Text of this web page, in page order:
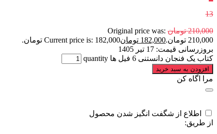
13
210,000 تومان Original price was:
210,000 تومان.
182,000 تومانCurrent price is: 182,000 تومان.
بروزرسانی قیمت: 17 تیر 1405
کتاب یک فنجان دانستنی 6 فیل‌ ها quantity
افزودن به سبد خرید
مرا اگاه کن
اطلاع از شگفت انگیز شدن محصول
از طریق: